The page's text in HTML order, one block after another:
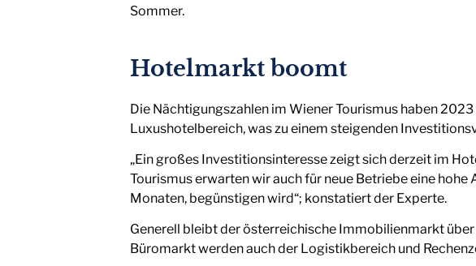
Sommer.
Hotelmarkt boomt
Die Nächtigungszahlen im Wiener Tourismus haben
Luxushotelbereich, was zu einem steigenden
„Ein großes Investitionsinteresse zeigt sich derzeit im
Tourismus erwarten wir auch für neue Betriebe eine
Monaten, begünstigen wird“; konstatiert der Experte.
Generell bleibt der österreichische Immobilienmarkt
Büromarkt werden auch der Logistikbereich und